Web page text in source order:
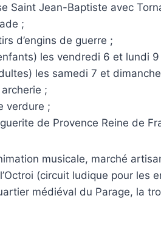
Saint Jean-Baptiste avec
;
d’engins de guerre ;
les vendredi 6 et lundi 9
les samedi 7 et
;
verdure ;
de Provence Reine de
musicale, marché
(circuit ludique pour les
médiéval du Parage, la